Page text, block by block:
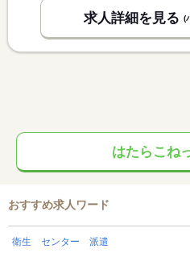
求人詳細を見る (
はたらこね
おすすめ求人ワード
衛生 センター 派遣